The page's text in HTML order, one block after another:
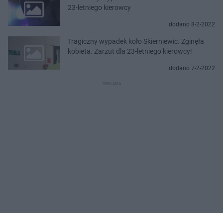
23-letniego kierowcy
dodano 8-2-2022
Tragiczny wypadek koło Skierniewic. Zginęła
kobieta. Zarzut dla 23-letniego kierowcy!
dodano 7-2-2022